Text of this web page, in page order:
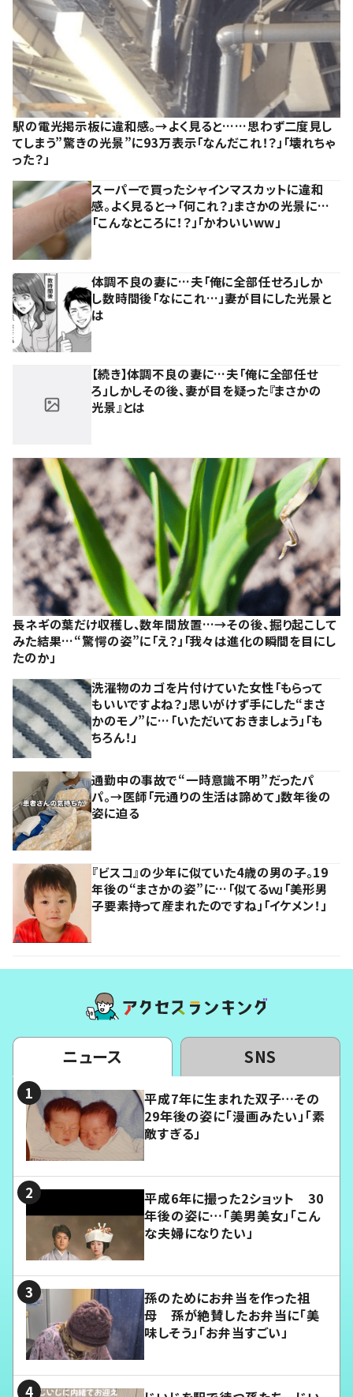
駅の電光掲示板に違和感。→よく見ると……思わず二度見し
てしまう”驚きの光景”に93万表示「なんだこれ！？」「壊れちゃ
った？」
スーパーで買ったシャインマスカットに違和
感。よく見ると→「何これ？」まさかの光景に…
「こんなところに！？」「かわいいww」
体調不良の妻に…夫「俺に全部任せろ」しか
し数時間後「なにこれ…」妻が目にした光景と
は
【続き】体調不良の妻に…夫「俺に全部任せ
ろ」しかしその後、妻が目を疑った『まさかの
光景』とは
長ネギの葉だけ収穫し、数年間放置…→その後、掘り起こして
みた結果…“驚愕の姿”に「え？」「我々は進化の瞬間を目にし
たのか」
洗濯物のカゴを片付けていた女性「もらって
もいいですよね？」思いがけず手にした“まさ
かのモノ”に…「いただいておきましょう」「も
ちろん！」
通勤中の事故で“一時意識不明”だったパ
パ。→医師「元通りの生活は諦めて」数年後の
姿に迫る
『ビスコ』の少年に似ていた4歳の男の子。19
年後の“まさかの姿”に…「似てるｗ」「美形男
子要素持って産まれたのですね」「イケメン！」
ニュース SNS
平成7年に生まれた双子…その
29年後の姿に「漫画みたい」「素
敵すぎる」
平成6年に撮った2ショット 30
年後の姿に…「美男美女」「こん
な夫婦になりたい」
孫のためにお弁当を作った祖
母 孫が絶賛したお弁当に「美
味しそう」「お弁当すごい」